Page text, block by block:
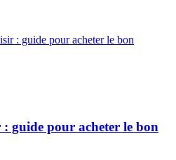
: guide pour acheter le bon